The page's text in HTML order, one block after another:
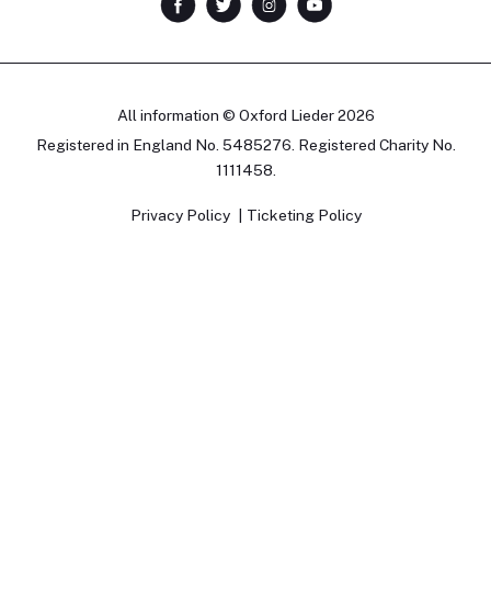
All information © Oxford Lieder 2026
Registered in England No. 5485276. Registered Charity No.
1111458.
Privacy Policy Ticketing Policy